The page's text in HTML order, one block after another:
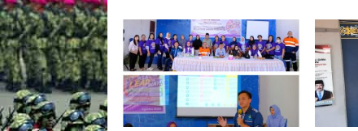
Kekerasan Berbasis Gender di
Media Sosial